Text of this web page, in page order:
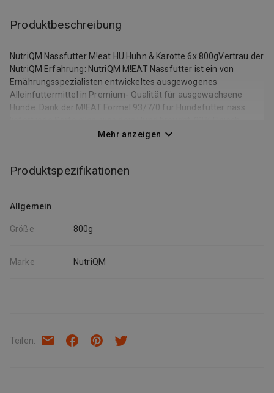
Produktbeschreibung
NutriQM Nassfutter M!eat HU Huhn & Karotte 6x 800gVertrau der
NutriQM Erfahrung: NutriQM M!EAT Nassfutter ist ein von
Ernährungsspezialisten entwickeltes ausgewogenes
Alleinfuttermittel in Premium- Qualität für ausgewachsene
Hunde. Dank der M!EAT Formel 93/7/0 für Hundefutter nass
Innereien und Fleisch-Brühe, 7% Gemüse und wertvolle Zutaten,
Mehr anzeigen
Produktspezifikationen
Allgemein
Größe 800g
Marke NutriQM
Teilen: